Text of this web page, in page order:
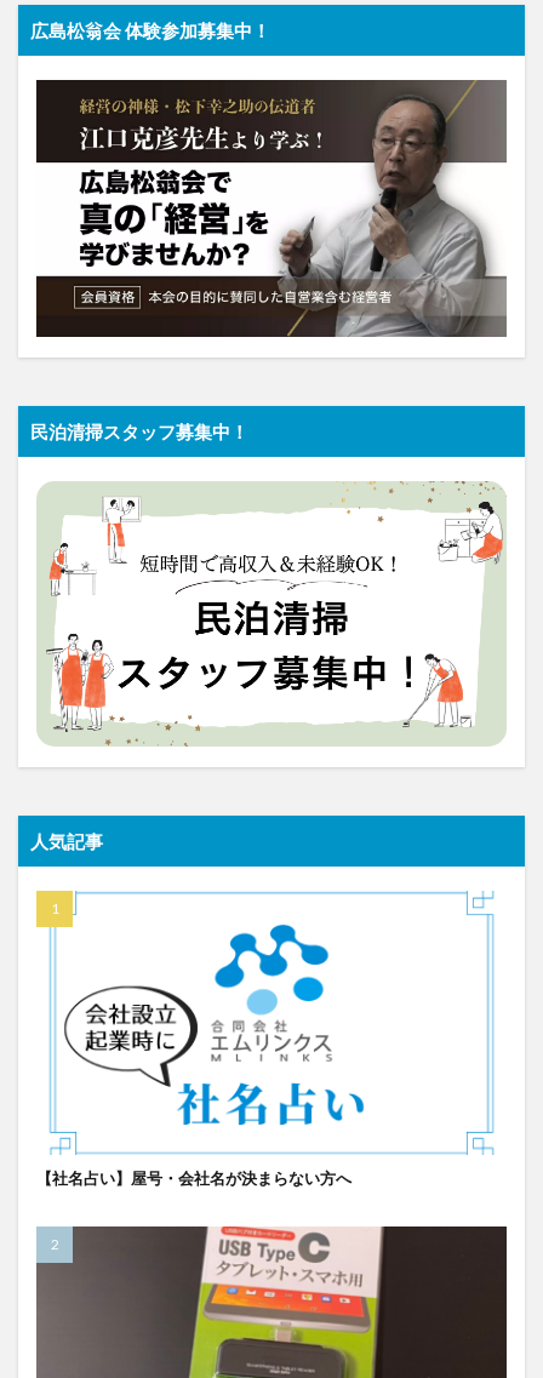
広島松翁会 体験参加募集中！
民泊清掃スタッフ募集中！
人気記事
【社名占い】屋号・会社名が決まらない方へ